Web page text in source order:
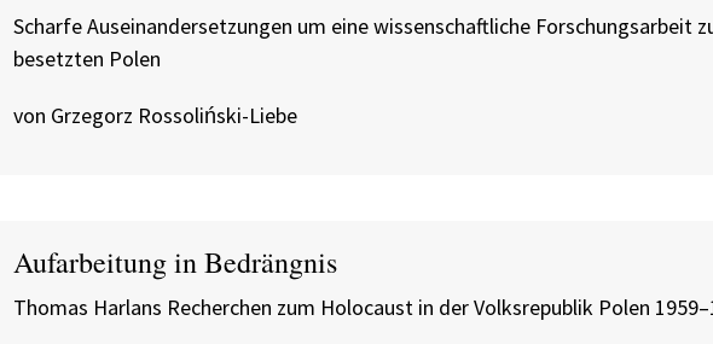
Scharfe Auseinandersetzungen um eine wissenschaftliche Forschungsarbeit
besetzten Polen
von Grzegorz Rossoliński-Liebe
Aufarbeitung in Bedrängnis
Thomas Harlans Recherchen zum Holocaust in der Volksrepublik Polen